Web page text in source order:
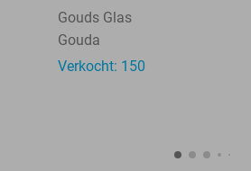
Gouds Glas
Gouda
Verkocht: 150